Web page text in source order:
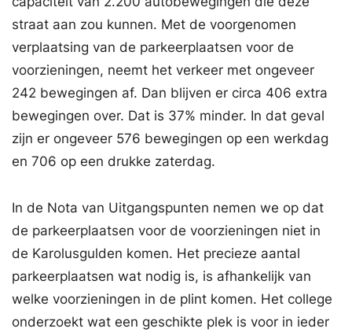
straat aan zou kunnen. Met de voorgenomen
verplaatsing van de parkeerplaatsen voor de
voorzieningen, neemt het verkeer met ongeveer
242 bewegingen af. Dan blijven er circa 406 extra
bewegingen over. Dat is 37% minder. In dat geval
zijn er ongeveer 576 bewegingen op een werkdag
en 706 op een drukke zaterdag.
In de Nota van Uitgangspunten nemen we op dat
de parkeerplaatsen voor de voorzieningen niet in
de Karolusgulden komen. Het precieze aantal
parkeerplaatsen wat nodig is, is afhankelijk van
welke voorzieningen in de plint komen. Het college
onderzoekt wat een geschikte plek is voor in ieder